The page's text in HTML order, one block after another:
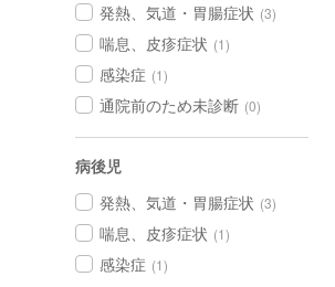
発熱、気道・胃腸症状 (3)
喘息、皮疹症状 (1)
感染症 (1)
通院前のため未診断 (0)
病後児
発熱、気道・胃腸症状 (3)
喘息、皮疹症状 (1)
感染症 (1)